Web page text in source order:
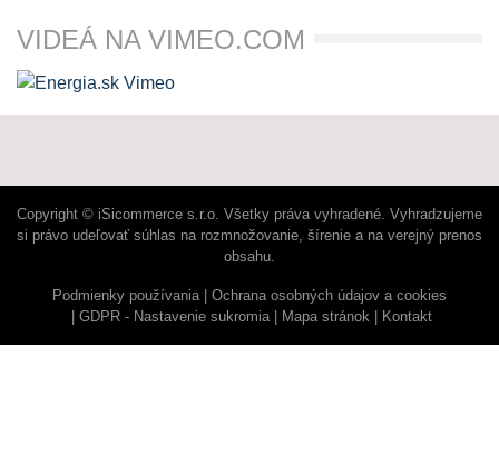
VIDEÁ NA VIMEO.COM
Copyright © iSicommerce s.r.o. Všetky práva vyhradené. Vyhradzujeme
si právo udeľovať súhlas na rozmnožovanie, šírenie a na verejný prenos
obsahu.
Podmienky používania
Ochrana osobných údajov a cookies
GDPR - Nastavenie sukromia
Mapa stránok Kontakt